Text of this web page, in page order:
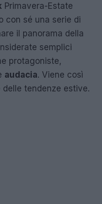
Primavera-Estate
con sé una serie di
il panorama della
semplici
protagoniste,
audacia. Viene così
tendenze estive.